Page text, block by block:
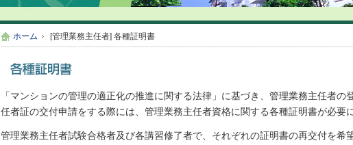
ホーム [管理業務主任者] 各種証明書
「マンションの管理の適正化の推進に関する法律」に基づき、管理業務主任者の
任者証の交付申請をする際には、管理業務主任者資格に関する各種証明書が必要
管理業務主任者試験合格者及び各講習修了者で、それぞれの証明書の再交付を希